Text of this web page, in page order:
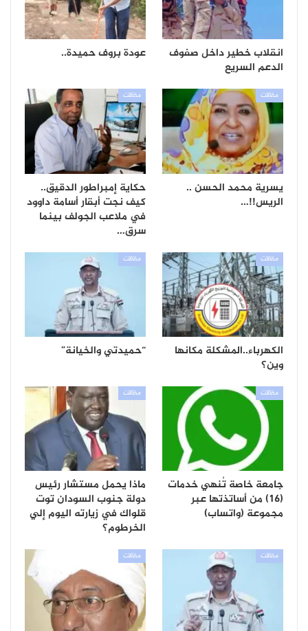
انقلاب خطير داخل صفوف
الدعم السريع
عودة بروف حميدة..
مقالات
يسرية محمد الحسن ..
الريس!!…
مقالات
حكاية إمبراطور الدقيق..
كيف نجت أبقار أسامة داوود
في ملاعب الجولف بينما
سرق…
مقالات
الكهرباء..المشكلة مكانها
وين؟
مقالات
“حميدتي والخيانة”
مقالات
جامعة خاصة تُنهي خدمات
(16) من أساتذتها عبر
مجموعة (واتساب)
مقالات
ماذا يحمل مستشار رئيس
دولة جنوب السودان توت
قلواك في زيارته اليوم إلي
الخرطوم؟
مقالات مقالات